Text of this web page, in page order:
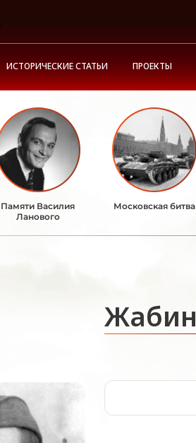
ИСТОРИЧЕСКИЕ СТАТЬИ ПРОЕКТЫ
Памяти Василия
Ланового
Московская битва
Жабин